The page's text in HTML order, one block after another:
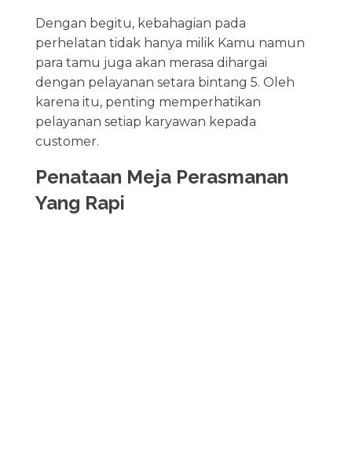
Dengan begitu, kebahagian pada
perhelatan tidak hanya milik Kamu namun
para tamu juga akan merasa dihargai
dengan pelayanan setara bintang 5. Oleh
karena itu, penting memperhatikan
pelayanan setiap karyawan kepada
customer.
Penataan Meja Perasmanan
Yang Rapi